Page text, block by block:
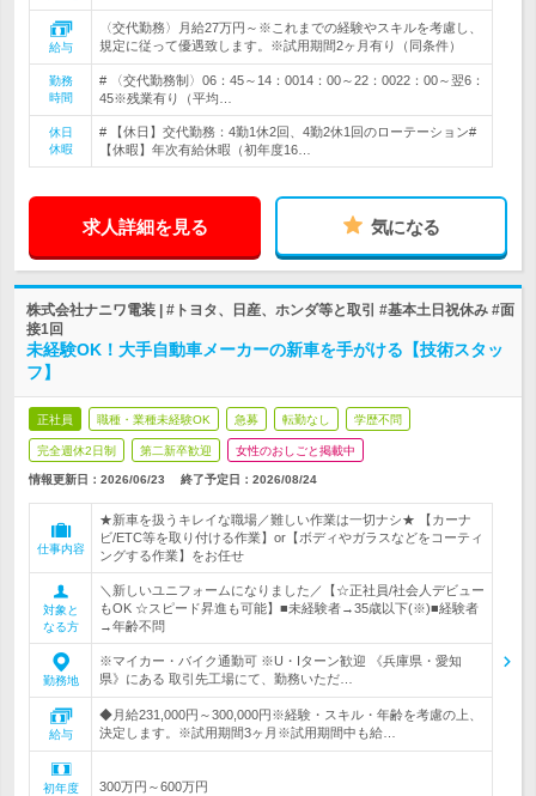
給与
〈交代勤務〉月給27万円～※これまでの経験やスキルを考慮し、
規定に従って優遇致します。※試用期間2ヶ月有り（同条件）
勤務
時間
# 〈交代勤務制〉06：45～14：0014：00～22：0022：00～翌6：
45※残業有り（平均…
休日
休暇
# 【休日】交代勤務：4勤1休2回、4勤2休1回のローテーション#
【休暇】年次有給休暇（初年度16…
求人詳細を見る 気になる
株式会社ナニワ電装 | #トヨタ、日産、ホンダ等と取引 #基本土日祝休み #面
接1回
未経験OK！大手自動車メーカーの新車を手がける【技術スタッ
フ】
正社員 職種・業種未経験OK 急募 転勤なし 学歴不問
完全週休2日制 第二新卒歓迎 女性のおしごと掲載中
情報更新日：2026/06/23 終了予定日： 2026/08/24
仕事内容
★新車を扱うキレイな職場／難しい作業は一切ナシ★ 【カーナ
ビ/ETC等を取り付ける作業】or【ボディやガラスなどをコーティ
ングする作業】をお任せ
対象と
なる方
＼新しいユニフォームになりました／【☆正社員/社会人デビュー
もOK ☆スピード昇進も可能】■未経験者→35歳以下(※)■経験者
→年齢不問
勤務地
※マイカー・バイク通勤可 ※U・Iターン歓迎 《兵庫県・愛知
県》にある 取引先工場にて、勤務いただ…
給与
◆月給231,000円～300,000円※経験・スキル・年齢を考慮の上、
決定します。※試用期間3ヶ月※試用期間中も給…
初年度
300万円～600万円